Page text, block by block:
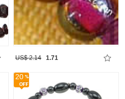
US$ 2.14 1.71
20